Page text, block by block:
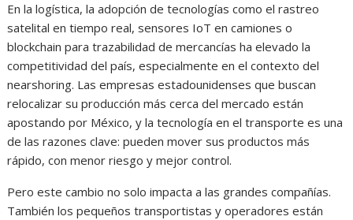
En la logística, la adopción de tecnologías como el rastreo
satelital en tiempo real, sensores IoT en camiones o
blockchain para trazabilidad de mercancías ha elevado la
competitividad del país, especialmente en el contexto del
nearshoring. Las empresas estadounidenses que buscan
relocalizar su producción más cerca del mercado están
apostando por México, y la tecnología en el transporte es una
de las razones clave: pueden mover sus productos más
rápido, con menor riesgo y mejor control.
Pero este cambio no solo impacta a las grandes compañías.
También los pequeños transportistas y operadores están